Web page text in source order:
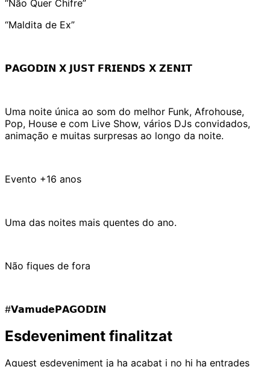
“Não Quer Chifre”
“Maldita de Ex”
𝗣𝗔𝗚𝗢𝗗𝗜𝗡 𝗫 𝗝𝗨𝗦𝗧 𝗙𝗥𝗜𝗘𝗡𝗗𝗦 𝗫 𝗭𝗘𝗡𝗜𝗧
Uma noite única ao som do melhor Funk, Afrohouse,
Pop, House e com Live Show, vários DJs convidados,
animação e muitas surpresas ao longo da noite.
Evento +16 anos
Uma das noites mais quentes do ano.
Não fiques de fora
#𝗩𝗮𝗺𝘂𝗱𝗲𝗣𝗔𝗚𝗢𝗗𝗜𝗡
Esdeveniment finalitzat
Aquest esdeveniment ja ha acabat i no hi ha entrades